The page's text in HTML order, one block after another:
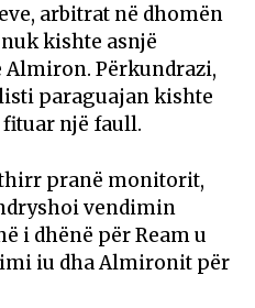
arbitrat në dhomën
kishte asnjë
Almiron. Përkundrazi,
paraguajan kishte
një faull.
pranë monitorit,
vendimin
i dhënë për Ream u
iu dha Almironit për